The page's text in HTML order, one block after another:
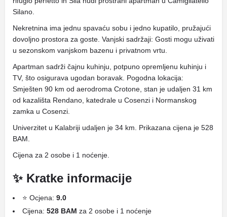
Silano.
Nekretnina ima jednu spavaću sobu i jedno kupatilo, pružajući
dovoljno prostora za goste. Vanjski sadržaji: Gosti mogu uživati
​​u sezonskom vanjskom bazenu i privatnom vrtu.
Apartman sadrži čajnu kuhinju, potpuno opremljenu kuhinju i
TV, što osigurava ugodan boravak. Pogodna lokacija:
Smješten 90 km od aerodroma Crotone, stan je udaljen 31 km
od kazališta Rendano, katedrale u Cosenzi i Normanskog
zamka u Cosenzi.
Univerzitet u Kalabriji udaljen je 34 km. Prikazana cijena je 528
BAM.
Cijena za 2 osobe i 1 noćenje.
✨ Kratke informacije
⭐ Ocjena: 9.0
Cijena: 528 BAM za 2 osobe i 1 noćenje